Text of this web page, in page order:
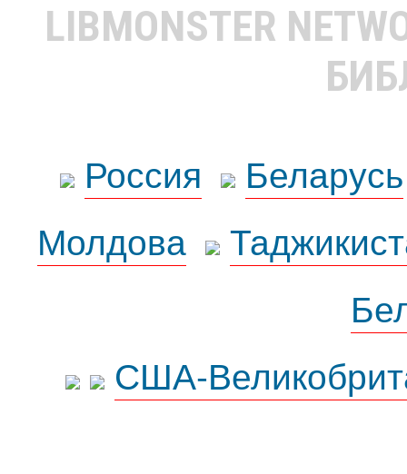
LIBMONSTER
Россия
Беларусь
Молдова
США-